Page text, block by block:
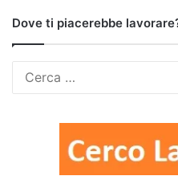
Dove ti piacerebbe